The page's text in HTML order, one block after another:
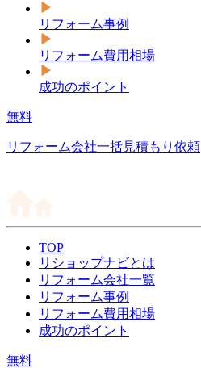
リフォーム事例
リフォーム費用相場
成功のポイント
無料
リフォーム会社一括見積もり依頼
TOP
リショップナビとは
リフォーム会社一覧
リフォーム事例
リフォーム費用相場
成功のポイント
無料